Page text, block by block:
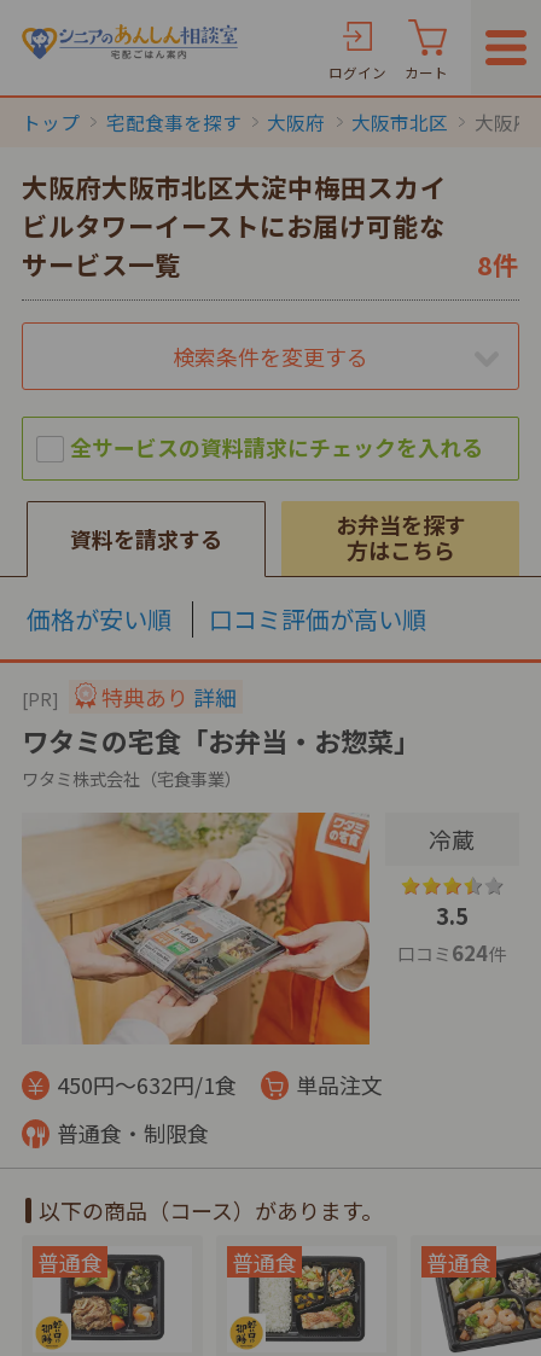
ログイン カート
トップ 宅配食事を探す 大阪府 大阪市北区 大阪府
大阪府大阪市北区大淀中梅田スカイ
ビルタワーイーストにお届け可能な
サービス一覧
8件
検索条件を変更する
資料を請求する
お弁当を探す
方はこちら
価格が安い順 口コミ評価が高い順
[PR] 特典あり 詳細
ワタミの宅食「お弁当・お惣菜」
ワタミ株式会社（宅食事業）
冷蔵
3.5
口コミ624件
450円～632円/1食
単品注文
普通食・制限食
以下の商品（コース）があります。